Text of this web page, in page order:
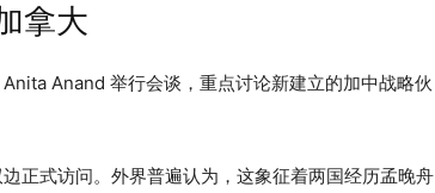
拿大
Anand 举行会谈，重点讨论新建立的加中战略伙
正式访问。外界普遍认为，这象征着两国经历孟晚舟